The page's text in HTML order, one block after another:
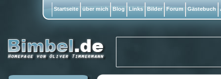
Startseite über mich Blog Links Bilder Forum Gästebuch